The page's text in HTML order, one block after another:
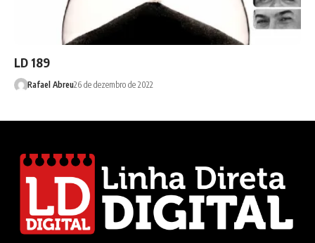
LD 189
Rafael Abreu26 de dezembro de 2022